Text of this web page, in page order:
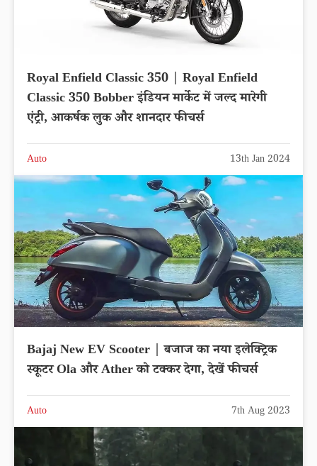
Royal Enfield Classic 350 | Royal Enfield
Classic 350 Bobber इंडियन मार्केट में जल्द मारेगी
एंट्री, आकर्षक लुक और शानदार फीचर्स
Auto 13th Jan 2024
Bajaj New EV Scooter | बजाज का नया इलेक्ट्रिक
स्कूटर Ola और Ather को टक्कर देगा, देखें फीचर्स
Auto 7th Aug 2023